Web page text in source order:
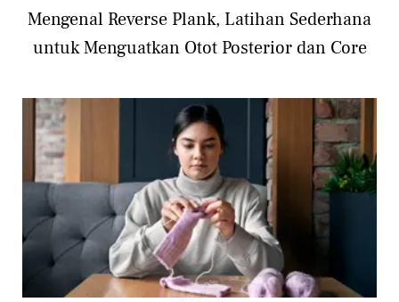
Mengenal Reverse Plank, Latihan Sederhana
untuk Menguatkan Otot Posterior dan Core